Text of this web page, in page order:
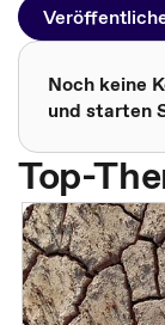
Noch keine
und starten
Top-